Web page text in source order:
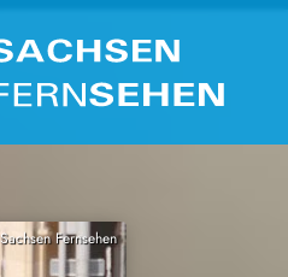
Sachsen Fernsehen